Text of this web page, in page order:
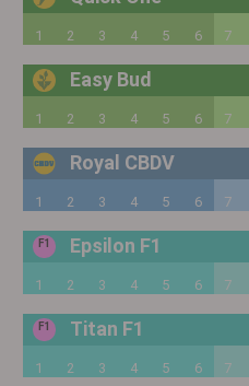
1 2 3 4 5 6 7
Easy Bud
1 2 3 4 5 6 7
Royal CBDV
1 2 3 4 5 6 7
Epsilon F1
F1
1 2 3 4 5 6 7
F1 Titan F1
1 2 3 4 5 6 7